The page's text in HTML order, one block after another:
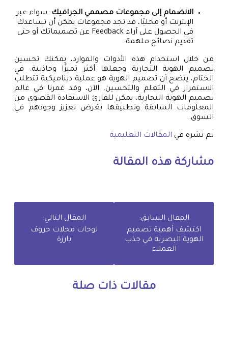
الانضمام إلى مجموعات مصممي الجرافيك: سواء عبر
الإنترنت أو محليًا، قد تجد مجموعات يمكن أن تساعدك
في الحصول على آراء Feedback عن تصميماتك أو حتى
تقديم نصائح ملهمة.
من خلال استخدام هذه الأدوات والموارد، يمكنك تحسين
تصميم الهوية التجارية وجعلها أكثر تميزًا وجاذبية. في
الختام، يتضح أن تصميم الهوية هو عملية ديناميكية تتطلب
الاستمرار في التعلم والتحسين. الآن، وقد غمرنا في عالم
تصميم الهوية التجارية، يمكن للقارئ الاستفادة القصوى من
المعلومات السابقة وتطبيقها بغرض تعزيز وجودهم في
السوق.
تم نشره في المقالات التعليمية
مشاركة هذه المقالة
المقال السابق:
اكتشف أهمية تصميم
الهوية البصرية في جذب
العملاء
المقال التالي:
لوحات محلات حروف
بارزة
مقالات ذات صلة